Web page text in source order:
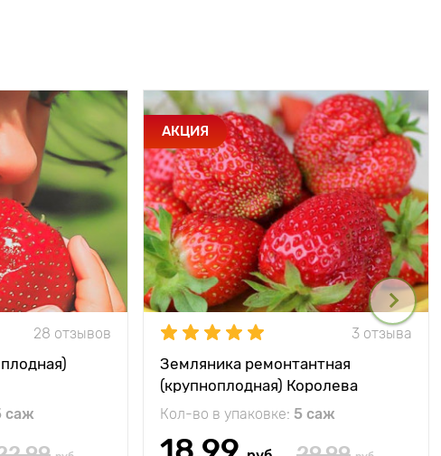
28 отзывов
саж
АКЦИЯ
3 отзыва
Земляника ремонтантная
(крупноплодная) Королева
Елизавета
Кол-во в упаковке: 5 саж